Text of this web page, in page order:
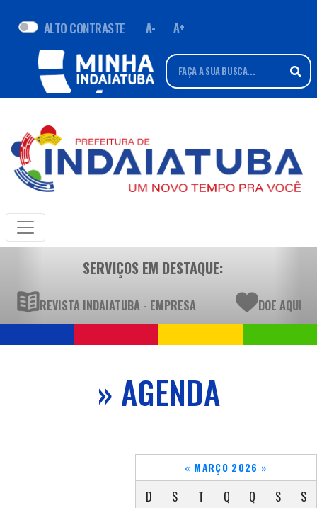
ALTO CONTRASTE A- A+
SERVIÇOS EM DESTAQUE:
REVISTA INDAIATUBA - EMPRESA DOE AQUI
» AGENDA
« MARÇO 2026 »
D S T Q Q S
S